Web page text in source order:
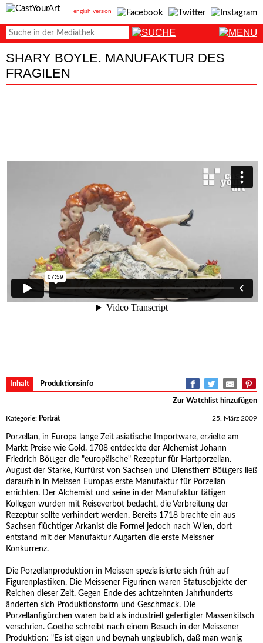
english version
SHARY BOYLE. MANUFAKTUR DES
FRAGILEN
Inhalt Produktionsinfo
Zur Watchlist hinzufügen
Kategorie: Porträt 25. März 2009
Porzellan, in Europa lange Zeit asiatische Importware, erzielte am
Markt Preise wie Gold. 1708 entdeckte der Alchemist Johann
Friedrich Böttger die "europäische" Rezeptur für Hartporzellan.
August der Starke, Kurfürst von Sachsen und Dienstherr Böttgers ließ
daraufhin in Meissen Europas erste Manufaktur für Porzellan
errichten. Der Alchemist und seine in der Manufaktur tätigen
Kollegen wurden mit Reiseverbot bedacht, die Verbreitung der
Rezeptur sollte verhindert werden. Bereits 1718 brachte ein aus
Sachsen flüchtiger Arkanist die Formel jedoch nach Wien, dort
entstand mit der Manufaktur Augarten die erste Meissner
Konkurrenz.
Die Porzellanproduktion in Meissen spezialisierte sich früh auf
Figurenplastiken. Die Meissener Figurinen waren Statusobjekte der
Reichen dieser Zeit. Gegen Ende des achtzehnten Jahrhunderts
änderten sich Produktionsform und Geschmack. Die
Porzellanfigürchen waren bald als industriell gefertigter Massenkitsch
verschrien. Goethe schreibt nach einem Besuch in der Meissener
Produktion: "Es ist eigen und beynah unglaublich, daß man wenig